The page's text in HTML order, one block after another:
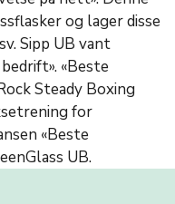
og lager disse
Sipp UB vant
«Beste
Steady Boxing
for
«Beste
UB.